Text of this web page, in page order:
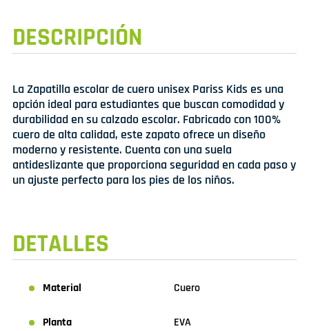
DESCRIPCIÓN
La Zapatilla escolar de cuero unisex Pariss Kids es una
opción ideal para estudiantes que buscan comodidad y
durabilidad en su calzado escolar. Fabricado con 100%
cuero de alta calidad, este zapato ofrece un diseño
moderno y resistente. Cuenta con una suela
antideslizante que proporciona seguridad en cada paso y
un ajuste perfecto para los pies de los niños.
DETALLES
Material Cuero
Planta EVA